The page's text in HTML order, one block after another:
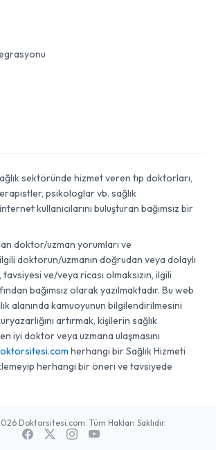
sektöründe hizmet veren tıp doktorları,
psikologlar vb. sağlık
kullanıcılarını buluşturan bağımsız bir
doktor/uzman yorumları ve
doktorun/uzmanın doğrudan veya dolaylı
ve/veya ricası olmaksızın, ilgili
bağımsız olarak yazılmaktadır. Bu web
alanında kamuoyunun bilgilendirilmesini
artırmak, kişilerin sağlık
iyi doktor veya uzmana ulaşmasını
herhangi bir Sağlık Hizmeti
herhangi bir öneri ve tavsiyede
Doktorsitesi.com. Tüm Hakları Saklıdır.